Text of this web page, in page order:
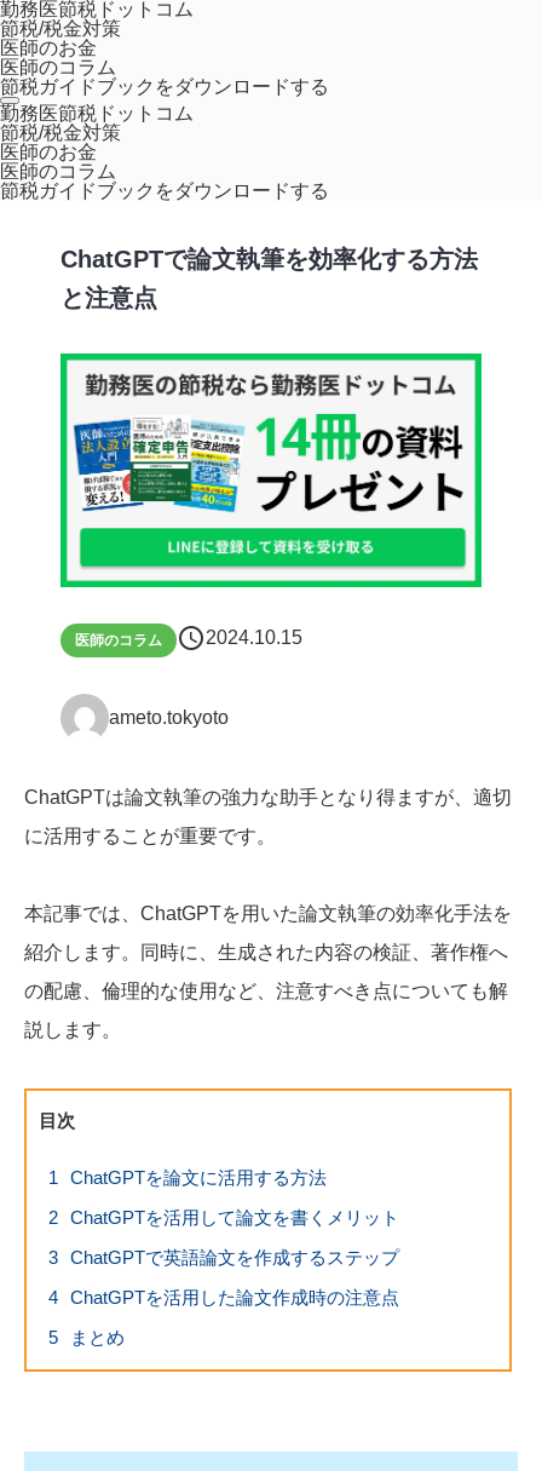
勤務医節税ドットコム
節税/税金対策
医師のお金
医師のコラム
節税ガイドブックをダウンロードする
勤務医節税ドットコム
節税/税金対策
医師のお金
医師のコラム
節税ガイドブックをダウンロードする
ホーム 医師のコラム
AI
ChatGPTで論文執筆を効率化する方法
と注意点
医師のコラム schedule2024.10.15
ameto.tokyoto
ChatGPTは論文執筆の強力な助手となり得ますが、適切
に活用することが重要です。
本記事では、ChatGPTを用いた論文執筆の効率化手法を
紹介します。同時に、生成された内容の検証、著作権へ
の配慮、倫理的な使用など、注意すべき点についても解
説します。
目次
1
ChatGPTを論文に活用する方法
2
ChatGPTを活用して論文を書くメリット
3
ChatGPTで英語論文を作成するステップ
4
ChatGPTを活用した論文作成時の注意点
5
まとめ